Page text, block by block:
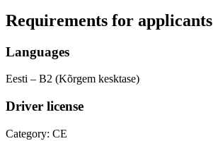
Requirements for applicants
Languages
Eesti – B2 (Kõrgem kesktase)
Driver license
Category: CE